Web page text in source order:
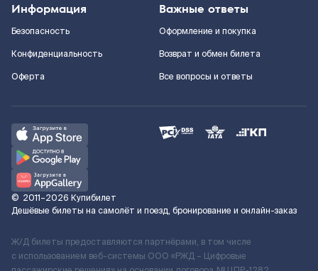
Информация
Безопасность
Конфиденциальность
Оферта
Важные ответы
Оформление и покупка
Возврат и обмен билета
Все вопросы и ответы
© 2011–2026 Купибилет
Дешёвые билеты на самолёт и поезд, бронирование и онлайн-заказ
Ж/Д билеты предоставляются партнёрами, в том числе
с использованием веб-системы ООО «РЖД – Цифровые